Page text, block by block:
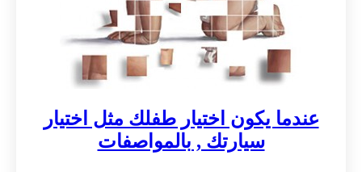
عندما يكون اختيار طفلك مثل اختيار
سيارتك , بالمواصفات